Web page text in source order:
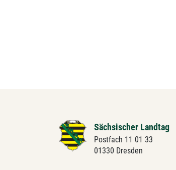
Sächsischer Landtag
Postfach 11 01 33
01330 Dresden